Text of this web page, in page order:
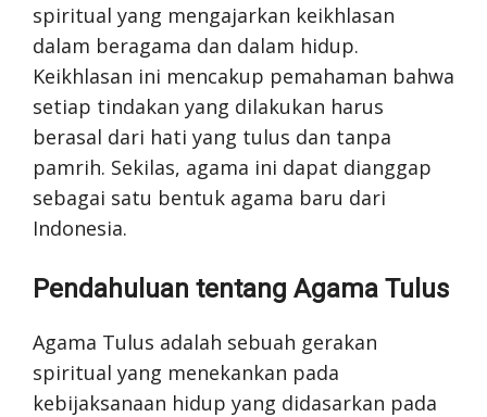
spiritual yang mengajarkan keikhlasan
dalam beragama dan dalam hidup.
Keikhlasan ini mencakup pemahaman bahwa
setiap tindakan yang dilakukan harus
berasal dari hati yang tulus dan tanpa
pamrih. Sekilas, agama ini dapat dianggap
sebagai satu bentuk agama baru dari
Indonesia.
Pendahuluan tentang Agama Tulus
Agama Tulus adalah sebuah gerakan
spiritual yang menekankan pada
kebijaksanaan hidup yang didasarkan pada